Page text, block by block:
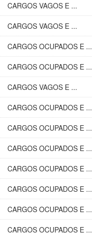
CARGOS VAGOS E ...
CARGOS VAGOS E ...
CARGOS OCUPADOS E ...
CARGOS OCUPADOS E ...
CARGOS VAGOS E ...
CARGOS OCUPADOS E ...
CARGOS OCUPADOS E ...
CARGOS OCUPADOS E ...
CARGOS OCUPADOS E ...
CARGOS OCUPADOS E ...
CARGOS OCUPADOS E ...
CARGOS OCUPADOS E ...